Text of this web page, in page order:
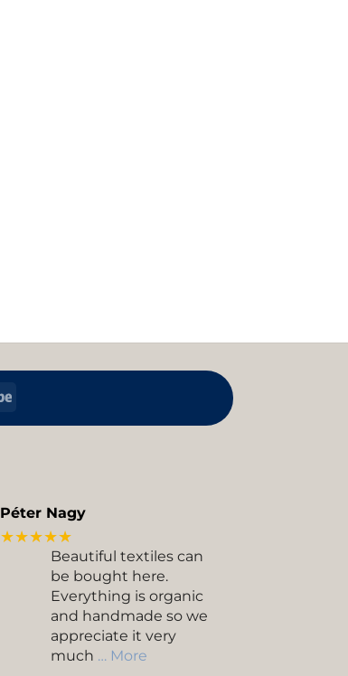
Stripe
Péter Nagy
★★★★★
Beautiful textiles can
be bought here.
Everything is organic
and handmade so we
appreciate it very
much … More